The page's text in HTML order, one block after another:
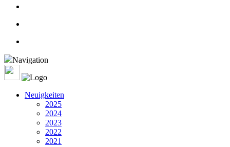
Navigation
Neuigkeiten
2025
2024
2023
2022
2021